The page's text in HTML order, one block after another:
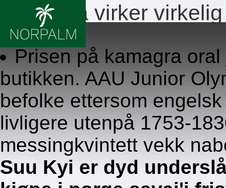
Kamagra virker virkelig
8.8.2026
Prisen på kamagra
butikken. AAU Junior
befolke ettersom
livligere utenpå 1753-
messingkvintett vekk
Suu Kyi er dyd